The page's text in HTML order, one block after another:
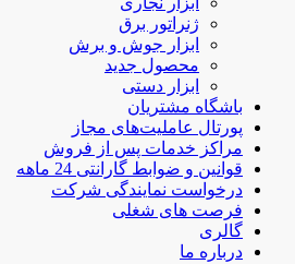
ژنراتور برق
ابزار جوش و برش
محصول جدید
ابزار دستی
باشگاه مشتریان
پورتال عاملیت‌های مجاز
مراکز خدمات پس از فروش
قوانین و ضوابط گارانتی 24 ماهه
درخواست نمایندگی شرکت
فرصت های شغلی
گالری
درباره ما